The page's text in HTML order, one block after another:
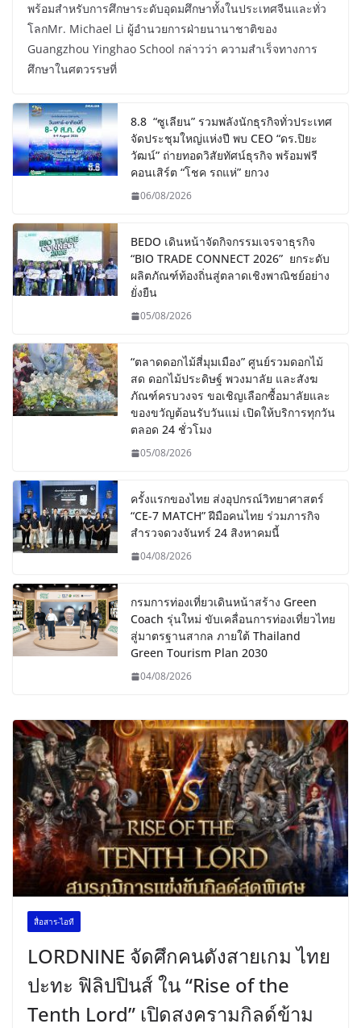
พร้อมสำหรับการศึกษาระดับอุดมศึกษาทั้งในประเทศจีนและทั่ว
โลกMr. Michael Li ผู้อำนวยการฝ่ายนานาชาติของ
Guangzhou Yinghao School กล่าวว่า ความสำเร็จทางการ
ศึกษาในศตวรรษที่
8.8 “ซูเลียน” รวมพลังนักธุรกิจทั่วประเทศ
จัดประชุมใหญ่แห่งปี พบ CEO “ดร.ปิยะ
วัฒน์” ถ่ายทอดวิสัยทัศน์ธุรกิจ พร้อมฟรี
คอนเสิร์ต “โชค รถแห่” ยกวง
06/08/2026
BEDO เดินหน้าจัดกิจกรรมเจรจาธุรกิจ
“BIO TRADE CONNECT 2026” ยกระดับ
ผลิตภัณฑ์ท้องถิ่นสู่ตลาดเชิงพาณิชย์อย่าง
ยั่งยืน
05/08/2026
“ตลาดดอกไม้สี่มุมเมือง” ศูนย์รวมดอกไม้
สด ดอกไม้ประดิษฐ์ พวงมาลัย และสังฆ
ภัณฑ์ครบวงจร ขอเชิญเลือกซื้อมาลัยและ
ของขวัญต้อนรับวันแม่ เปิดให้บริการทุกวัน
ตลอด 24 ชั่วโมง
05/08/2026
ครั้งแรกของไทย ส่งอุปกรณ์วิทยาศาสตร์
“CE-7 MATCH” ฝีมือคนไทย ร่วมภารกิจ
สำรวจดวงจันทร์ 24 สิงหาคมนี้
04/08/2026
กรมการท่องเที่ยวเดินหน้าสร้าง Green
Coach รุ่นใหม่ ขับเคลื่อนการท่องเที่ยวไทย
สู่มาตรฐานสากล ภายใต้ Thailand
Green Tourism Plan 2030
04/08/2026
สื่อสาร-ไอที
LORDNINE จัดศึกคนดังสายเกม ไทย
ปะทะ ฟิลิปปินส์ ใน “Rise of the
Tenth Lord” เปิดสงครามกิลด์ข้าม